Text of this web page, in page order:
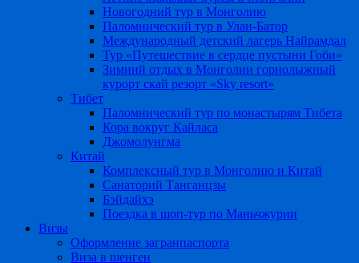
Новогодний тур в Монголию
Паломнический тур в Улан-Батор
Международный детский лагерь Найрамдал
Тур «Путешествие в сердце пустыни Гоби»
Зимний отдых в Монголии горнолыжный
курорт скай резорт «Sky resort»
Тибет
Паломнический тур по монастырям Тибета
Кора вокруг Кайласа
Джомолунгма
Китай
Комплексный тур в Монголию и Китай
Санаторий Танганцзы
Бэйдайхэ
Поездка в шоп-тур по Маньчжурии
Визы
Оформление загранпаспорта
Виза в шенген